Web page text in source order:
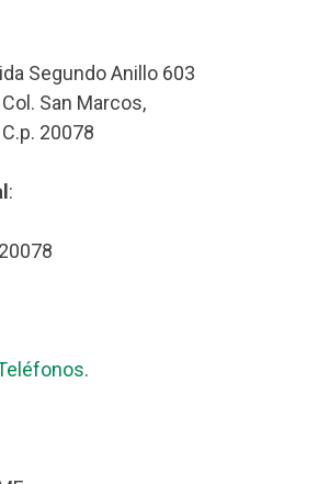
Segundo Anillo 603
San Marcos,
20078
:
.